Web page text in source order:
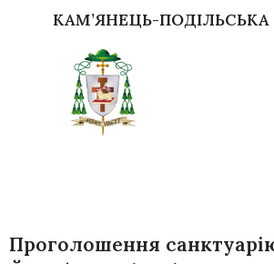
КАМ’ЯНЕЦЬ-ПОДІЛЬСЬКА
Проголошення